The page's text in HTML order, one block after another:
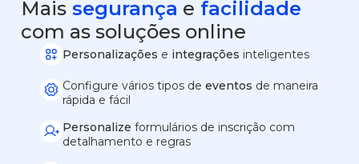
Mais segurança e facilidade
com as soluções online
Personalizações e integrações inteligentes
Configure vários tipos deeventos de maneira
rápida e fácil
Personalize formulários de inscrição com
detalhamento e regras